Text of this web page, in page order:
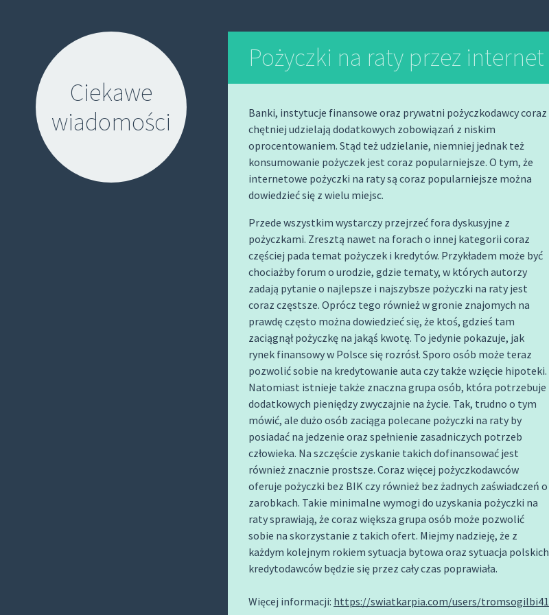
Ciekawe
wiadomości
Pożyczki na raty przez internet
Banki, instytucje finansowe oraz prywatni pożyczkodawcy coraz
chętniej udzielają dodatkowych zobowiązań z niskim
oprocentowaniem. Stąd też udzielanie, niemniej jednak też
konsumowanie pożyczek jest coraz popularniejsze. O tym, że
internetowe pożyczki na raty są coraz popularniejsze można
dowiedzieć się z wielu miejsc.
Przede wszystkim wystarczy przejrzeć fora dyskusyjne z
pożyczkami. Zresztą nawet na forach o innej kategorii coraz
częściej pada temat pożyczek i kredytów. Przykładem może być
chociażby forum o urodzie, gdzie tematy, w których autorzy
zadają pytanie o najlepsze i najszybsze pożyczki na raty jest
coraz częstsze. Oprócz tego również w gronie znajomych na
prawdę często można dowiedzieć się, że ktoś, gdzieś tam
zaciągnął pożyczkę na jakąś kwotę. To jedynie pokazuje, jak
rynek finansowy w Polsce się rozrósł. Sporo osób może teraz
pozwolić sobie na kredytowanie auta czy także wzięcie hipoteki.
Natomiast istnieje także znaczna grupa osób, która potrzebuje
dodatkowych pieniędzy zwyczajnie na życie. Tak, trudno o tym
mówić, ale dużo osób zaciąga polecane pożyczki na raty by
posiadać na jedzenie oraz spełnienie zasadniczych potrzeb
człowieka. Na szczęście zyskanie takich dofinansować jest
również znacznie prostsze. Coraz więcej pożyczkodawców
oferuje pożyczki bez BIK czy również bez żadnych zaświadczeń o
zarobkach. Takie minimalne wymogi do uzyskania pożyczki na
raty sprawiają, że coraz większa grupa osób może pozwolić
sobie na skorzystanie z takich ofert. Miejmy nadzieję, że z
każdym kolejnym rokiem sytuacja bytowa oraz sytuacja polskich
kredytodawców będzie się przez cały czas poprawiała.
Więcej informacji: https://swiatkarpia.com/users/tromsogilbi41